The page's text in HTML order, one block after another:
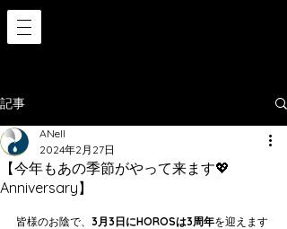
記事
【今年もあの季節がやって来ます💖
Anniversary】
ANell
2024年2月27日
皆様のお陰で、 3月3日にHOROSは3周年を迎えます